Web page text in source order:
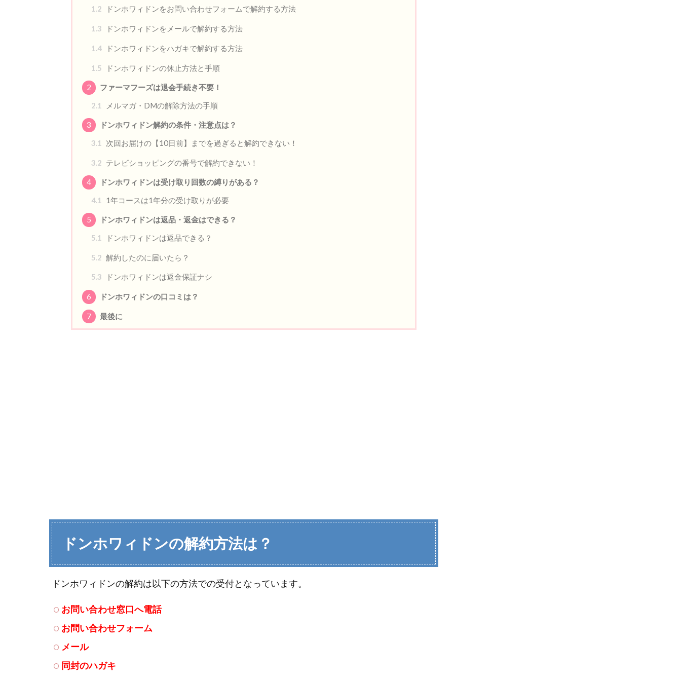
1.2 ドンホワィドンをお問い合わせフォームで解約する方法
1.3 ドンホワィドンをメールで解約する方法
1.4 ドンホワィドンをハガキで解約する方法
1.5 ドンホワィドンの休止方法と手順
2
ファーマフーズは退会手続き不要！
2.1
メルマガ・DMの解除方法の手順
3
ドンホワィドン解約の条件・注意点は？
3.1
次回お届けの【10日前】までを過ぎると解約できない！
3.2 テレビショッピングの番号で解約できない！
4
ドンホワィドンは受け取り回数の縛りがある？
4.1
1年コースは1年分の受け取りが必要
5
ドンホワィドンは返品・返金はできる？
5.1
ドンホワィドンは返品できる？
5.2 解約したのに届いたら？
5.3 ドンホワィドンは返金保証ナシ
6 ドンホワィドンの口コミは？
7 最後に
ドンホワィドンの解約方法は？
ドンホワィドンの解約は以下の方法での受付となっています。
お問い合わせ窓口へ電話
お問い合わせフォーム
メール
同封のハガキ